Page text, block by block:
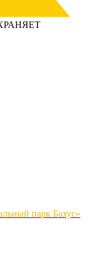
парк Бахус»